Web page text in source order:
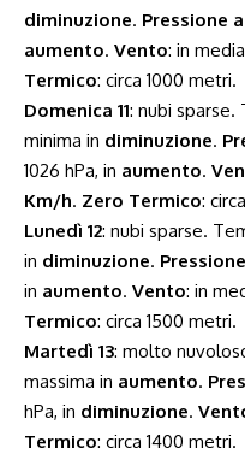
diminuzione. Pressione
aumento. Vento: in
Termico: circa 1000 metri.
Domenica 11: nubi sparse.
minima in diminuzione.
1026 hPa, in aumento.
Km/h. Zero Termico:
Lunedì 12: nubi sparse.
in diminuzione.
in aumento. Vento: in
Termico: circa 1500 metri.
Martedì 13: molto
massima in aumento.
hPa, in diminuzione.
Termico: circa 1400 metri.